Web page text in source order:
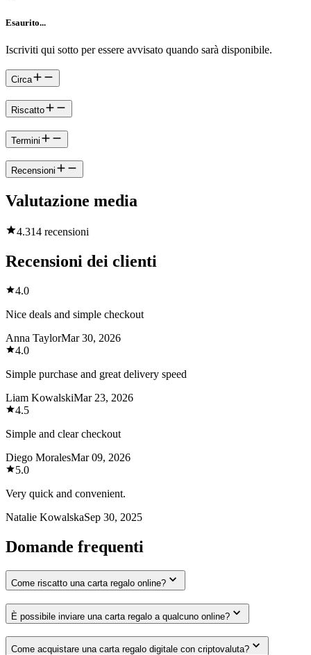
Esaurito...
Iscriviti qui sotto per essere avvisato quando sarà disponibile.
Circa
Riscatto
Termini
Recensioni
Valutazione media
4.314 recensioni
Recensioni dei clienti
4.0
Nice deals and simple checkout
Anna TaylorMar 30, 2026
4.0
Simple purchase and great delivery speed
Liam KowalskiMar 23, 2026
4.5
Simple and clear checkout
Diego MoralesMar 09, 2026
5.0
Very quick and convenient.
Natalie KowalskaSep 30, 2025
Domande frequenti
Come riscatto una carta regalo online?
È possibile inviare una carta regalo a qualcuno online?
Come acquistare una carta regalo digitale con criptovaluta?